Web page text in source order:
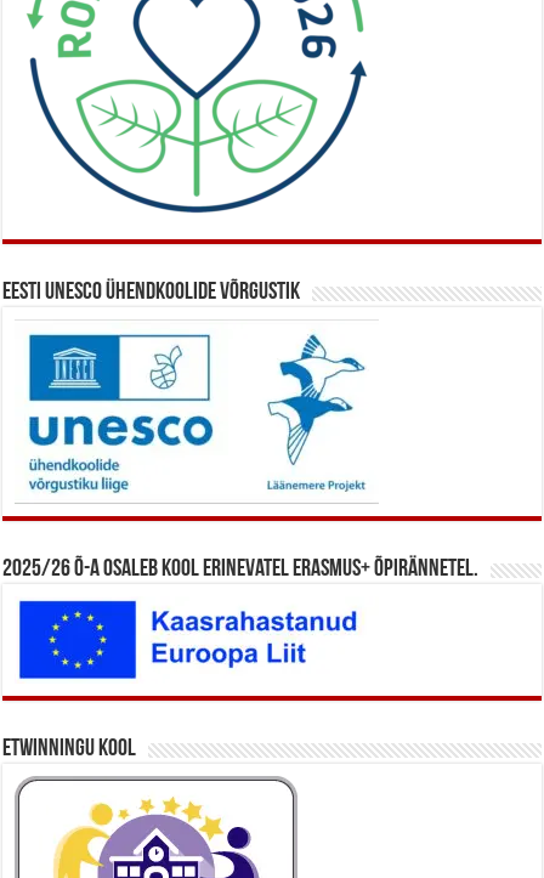
Eesti UNESCO ühendkoolide võrgustik
2025/26 õ-a osaleb kool erinevatel Erasmus+ õpirännetel.
eTwinningu kool